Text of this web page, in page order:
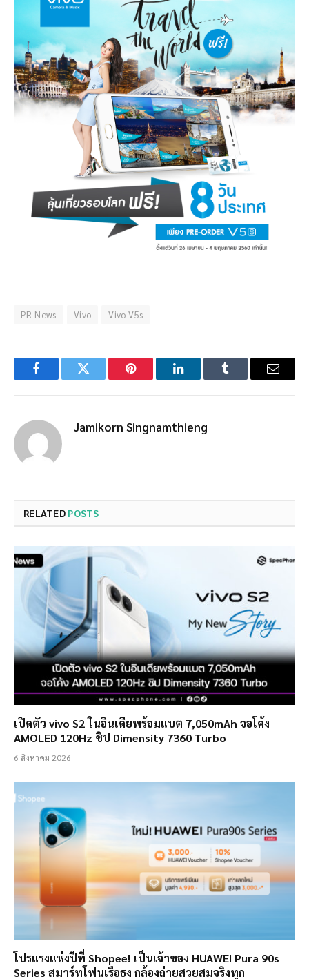
PR News Vivo Vivo V5s
FacebookTwitter Pinterest LinkedInTumblr Email
Jamikorn Singnamthieng
RELATED POSTS
เปิดตัว vivo S2 ในอินเดียพร้อมแบต 7,050mAh จอโค้ง
AMOLED 120Hz ชิป Dimensity 7360 Turbo
6 สิงหาคม 2026
โปรแรงแห่งปีที่ Shopee! เป็นเจ้าของ HUAWEI Pura 90s
Series สมาร์ทโฟนเรือธง กล้องถ่ายสวยสมจริงทุก